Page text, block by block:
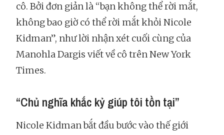
cô. Bởi đơn giản là “bạn không thể rời mắt,
không bao giờ có thể rời mắt khỏi Nicole
Kidman”, như lời nhận xét cuối cùng của
Manohla Dargis viết về cô trên New York
Times.
“Chủ nghĩa khắc kỷ giúp tôi tồn tại”
Nicole Kidman bắt đầu bước vào thế giới